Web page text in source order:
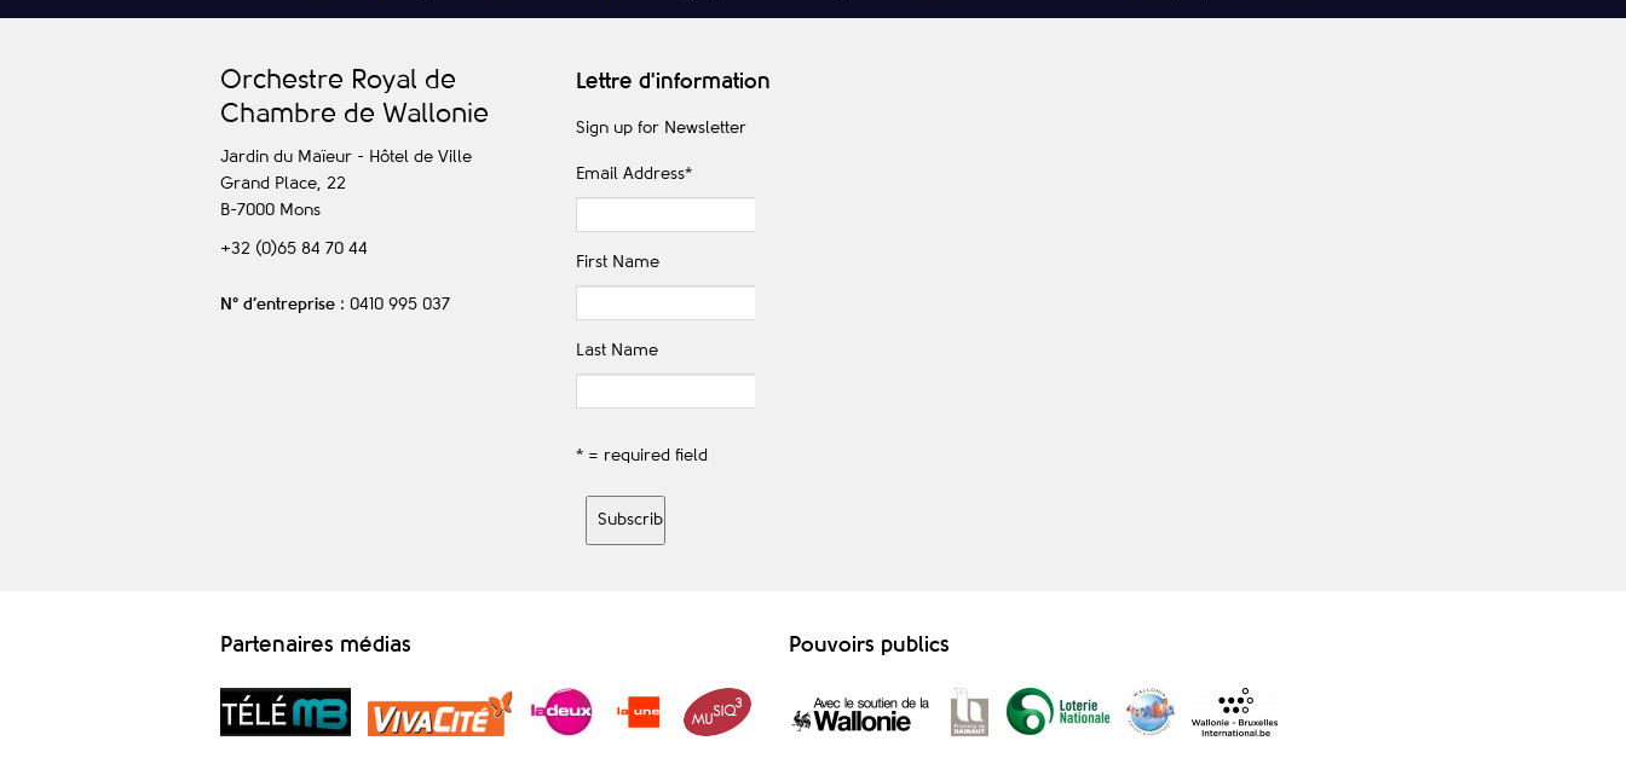
Orchestre Royal de
Chambre de Wallonie
Jardin du Maïeur - Hôtel de Ville
Grand Place, 22
B-7000 Mons
+32 (0)65 84 70 44
N° d’entreprise : 0410 995 037
Lettre d'information
Sign up for Newsletter
Email Address*
First Name
Last Name
* = required field
Partenaires médias Pouvoirs publics